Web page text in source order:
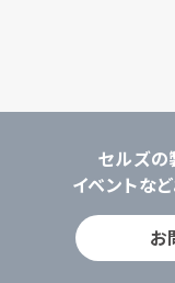
セルズの
イベントな
お